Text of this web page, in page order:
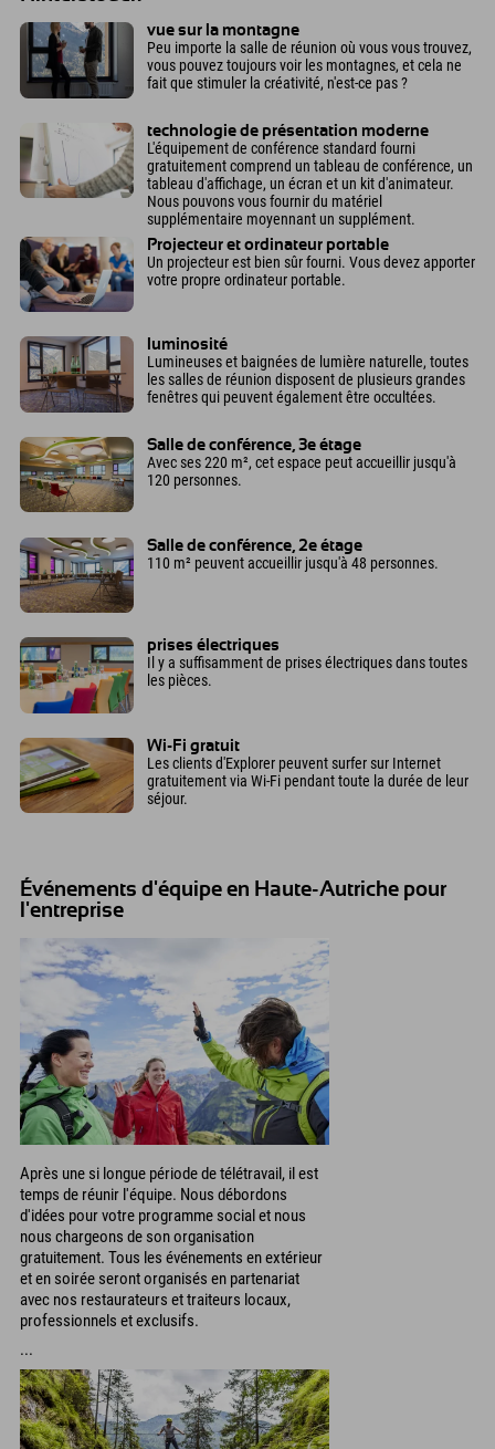
vue sur la montagne
Peu importe la salle de réunion où vous vous trouvez,
vous pouvez toujours voir les montagnes, et cela ne
fait que stimuler la créativité, n'est-ce pas ?
technologie de présentation moderne
L'équipement de conférence standard fourni
gratuitement comprend un tableau de conférence, un
tableau d'affichage, un écran et un kit d'animateur.
Nous pouvons vous fournir du matériel
supplémentaire moyennant un supplément.
Projecteur et ordinateur portable
Un projecteur est bien sûr fourni. Vous devez apporter
votre propre ordinateur portable.
luminosité
Lumineuses et baignées de lumière naturelle, toutes
les salles de réunion disposent de plusieurs grandes
fenêtres qui peuvent également être occultées.
Salle de conférence, 3e étage
Avec ses 220 m², cet espace peut accueillir jusqu'à
120 personnes.
Salle de conférence, 2e étage
110 m² peuvent accueillir jusqu'à 48 personnes.
prises électriques
Il y a suffisamment de prises électriques dans toutes
les pièces.
Wi-Fi gratuit
Les clients d'Explorer peuvent surfer sur Internet
gratuitement via Wi-Fi pendant toute la durée de leur
séjour.
Événements d'équipe en Haute-Autriche pour
l'entreprise
Après une si longue période de télétravail, il est
temps de réunir l'équipe. Nous débordons
d'idées pour votre programme social et nous
nous chargeons de son organisation
gratuitement. Tous les événements en extérieur
et en soirée seront organisés en partenariat
avec nos restaurateurs et traiteurs locaux,
professionnels et exclusifs.
...